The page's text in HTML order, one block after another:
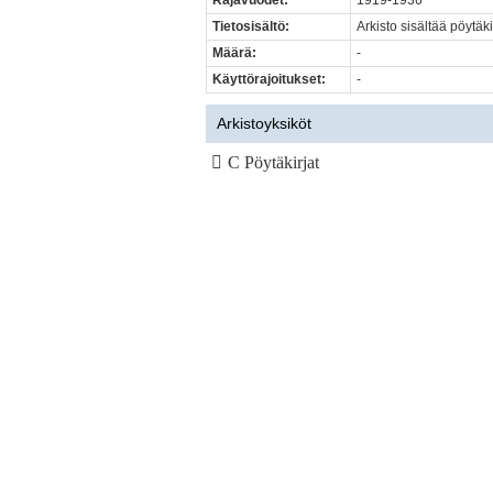
Tietosisältö:
Arkisto sisältää
Määrä:
-
Käyttörajoitukset:
-
Arkistoyksiköt
C Pöytäkirjat